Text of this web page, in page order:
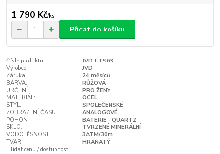
1 790 Kč/ks
Přidat do košíku
Číslo produktu:
JVD J-TS63
Výrobce:
JVD
Záruka:
24 měsíců
BARVA:
RŮŽOVÁ
URČENÍ:
PRO ŽENY
MATERIÁL:
OCEL
STYL:
SPOLEČENSKÉ
ZOBRAZENÍ ČASU:
ANALOGOVÉ
POHON:
BATERIE - QUARTZ
SKLO:
TVRZENÉ MINERÁLNÍ
VODOTĚSNOST:
3ATM/30m
TVAR:
HRANATÝ
Hlídat cenu / dostupnost